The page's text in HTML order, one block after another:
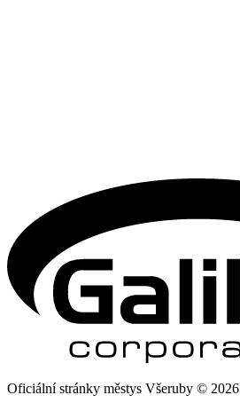
Oficiální stránky městys Všeruby © 2026